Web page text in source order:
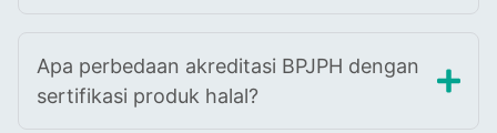
Apa perbedaan akreditasi BPJPH dengan
sertifikasi produk halal?